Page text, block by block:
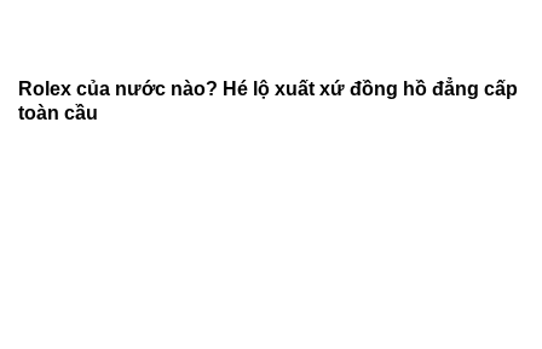
Rolex của nước nào? Hé lộ xuất xứ đồng hồ đẳng cấp
toàn cầu